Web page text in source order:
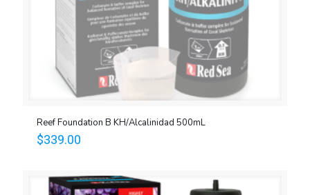
Reef Foundation B KH/Alcalinidad 500mL
$339.00